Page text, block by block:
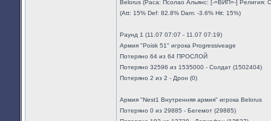
Belorus (Раса: Псолао Альянс: [-=ВИП=-] Религия:
(Att: 15% Def: 82.8% Dam: -3.6% Hit: 15%)
Раунд 1 (11.07 07:07 - 11.07 07:19)
Армия "Poisk 51" игрока Progressiveage
Потеряно 64 из 64 ПРОСЛОЙ
Потеряно 32596 из 1535000 - Солдат (1502404)
Потеряно 2 из 2 - Дрон (0)
Армия "Nest1 Внутренняя армия" игрока Belorus
Потеряно 0 из 29885 - Бегемот (29885)